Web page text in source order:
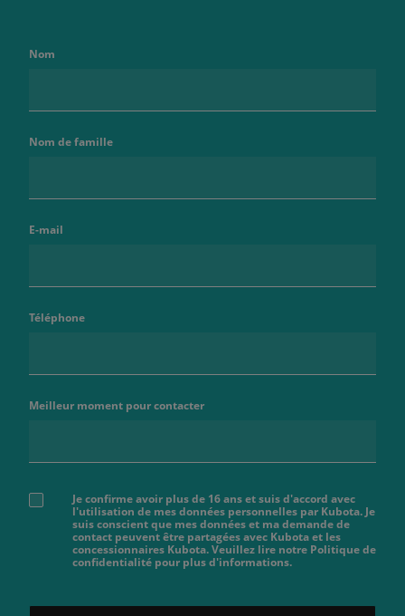
Nom
Nom de famille
E-mail
Téléphone
Meilleur moment pour contacter
Je confirme avoir plus de 16 ans et suis d'accord avec
l'utilisation de mes données personnelles par Kubota. Je
suis conscient que mes données et ma demande de
contact peuvent être partagées avec Kubota et les
concessionnaires Kubota. Veuillez lire notre Politique de
confidentialité pour plus d'informations.